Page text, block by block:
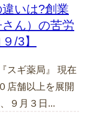
いは?創業
ん）の苦労
/3】
スギ薬局』 現在
店舗以上を展開
９月３日...